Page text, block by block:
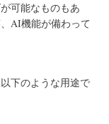
可能なものもあ
AI機能が備わって
下のような用途で